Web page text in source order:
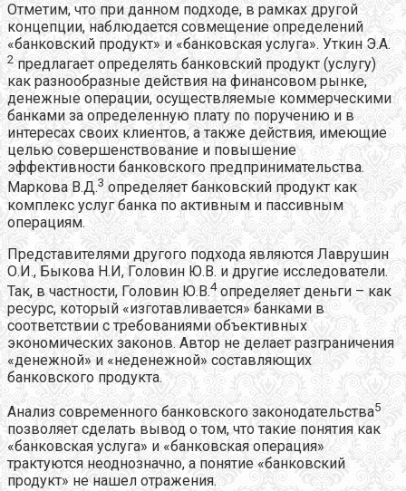
Отметим, что при данном подходе, в рамках другой
концепции, наблюдается совмещение определений
«банковский продукт» и «банковская услуга». Уткин Э.А.
2 предлагает определять банковский продукт (услугу)
как разнообразные действия на финансовом рынке,
денежные операции, осуществляемые коммерческими
банками за определенную плату по поручению и в
интересах своих клиентов, а также действия, имеющие
целью совершенствование и повышение
эффективности банковского предпринимательства.
Маркова В.Д.3 определяет банковский продукт как
комплекс услуг банка по активным и пассивным
операциям.
Представителями другого подхода являются Лаврушин
О.И., Быкова Н.И, Головин Ю.В. и другие исследователи.
Так, в частности, Головин Ю.В.4определяет деньги – как
ресурс, который «изготавливается» банками в
соответствии с требованиями объективных
экономических законов. Автор не делает разграничения
«денежной» и «неденежной» составляющих
банковского продукта.
Анализ современного банковского законодательства5
позволяет сделать вывод о том, что такие понятия как
«банковская услуга» и «банковская операция»
трактуются неоднозначно, а понятие «банковский
продукт» не нашел отражения.